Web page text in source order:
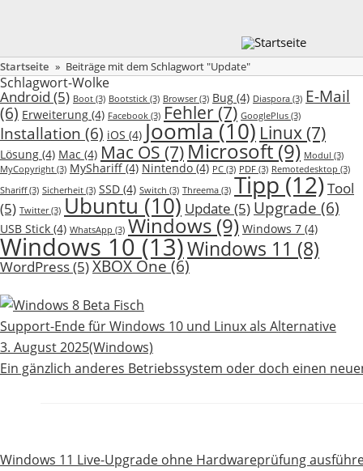
Startseite » Beiträge mit dem Schlagwort "Update"
Schlagwort-Wolke
Android (5) Boot (3) Bootstick (3) Browser(3) Bug (4) Diaspora (3) E-Mail
(6) Erweiterung (4) Facebook (3) Fehler(7) GooglePlus (3)
Installation (6) iOS (4) Joomla(10) Linux(7)
Lösung (4) Mac (4) Mac OS (7)Microsoft(9) Modul (3)
MyCopyright (3) MyShariff (4) Nintendo (4) PC (3) PDF (3) Remotedesktop (3)
Shariff(3) Sicherheit (3) SSD (4) Switch (3) Threema (3) Tipp(12)Tool
(5) Twitter(3) Ubuntu (10) Update (5) Upgrade (6)
USB Stick (4) WhatsApp (3) Windows (9) Windows 7 (4)
Windows 10(13)Windows 11 (8)
WordPress(5)XBOX One(6)
Support-Ende für Windows 10 und Linux als Alternative
3. August 2025(Windows)
Ein gänzlich anderes Betriebssystem oder doch einen
Windows 11 Live-Upgrade ohne Hardwareprüfung